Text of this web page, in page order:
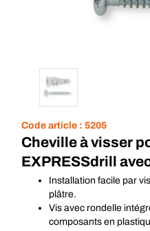
Code article : 5205
Cheville à visser
EXPRESSdrill
Installation facile par
plâtre.
Vis avec rondelle
composants en